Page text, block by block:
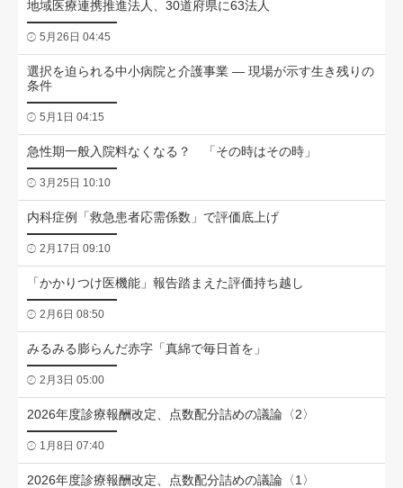
地域医療連携推進法人、30道府県に63法人
5月26日 04:45
選択を迫られる中小病院と介護事業 ― 現場が示す生き残りの
条件
5月1日 04:15
急性期一般入院料なくなる？ 「その時はその時」
3月25日 10:10
内科症例「救急患者応需係数」で評価底上げ
2月17日 09:10
「かかりつけ医機能」報告踏まえた評価持ち越し
2月6日 08:50
みるみる膨らんだ赤字「真綿で毎日首を」
2月3日 05:00
2026年度診療報酬改定、点数配分詰めの議論〈2〉
1月8日 07:40
2026年度診療報酬改定、点数配分詰めの議論〈1〉